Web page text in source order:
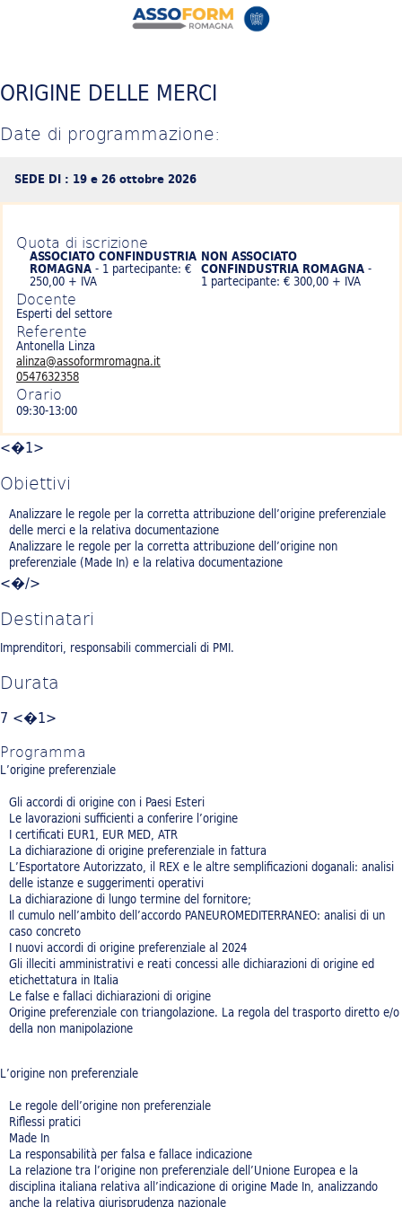
ORIGINE DELLE MERCI
Date di programmazione:
SEDE DI : 19 e 26 ottobre 2026
Quota di iscrizione
ASSOCIATO CONFINDUSTRIA
ROMAGNA- 1 partecipante: €
250,00 + IVA
NON ASSOCIATO
CONFINDUSTRIA ROMAGNA-
1 partecipante: € 300,00 + IVA
Docente
Esperti del settore
Referente
Antonella Linza
alinza@assoformromagna.it
0547632358
Orario
09:30-13:00
<�1>
Obiettivi
Analizzare le regole per la corretta attribuzione dell’origine preferenziale
delle merci e la relativa documentazione
Analizzare le regole per la corretta attribuzione dell’origine non
preferenziale (Made In) e la relativa documentazione
<�/>
Destinatari
Imprenditori, responsabili commerciali di PMI.
Durata
7 <�1>
Programma
L’origine preferenziale
Gli accordi di origine con i Paesi Esteri
Le lavorazioni sufficienti a conferire l’origine
I certificati EUR1, EUR MED, ATR
La dichiarazione di origine preferenziale in fattura
L’Esportatore Autorizzato, il REX e le altre semplificazioni doganali: analisi
delle istanze e suggerimenti operativi
La dichiarazione di lungo termine del fornitore;
Il cumulo nell’ambito dell’accordo PANEUROMEDITERRANEO: analisi di un
caso concreto
I nuovi accordi di origine preferenziale al 2024
Gli illeciti amministrativi e reati concessi alle dichiarazioni di origine ed
etichettatura in Italia
Le false e fallaci dichiarazioni di origine
Origine preferenziale con triangolazione. La regola del trasporto diretto e/o
della non manipolazione
L’origine non preferenziale
Le regole dell’origine non preferenziale
Riflessi pratici
Made In
La responsabilità per falsa e fallace indicazione
La relazione tra l’origine non preferenziale dell’Unione Europea e la
disciplina italiana relativa all’indicazione di origine Made In, analizzando
anche la relativa giurisprudenza nazionale